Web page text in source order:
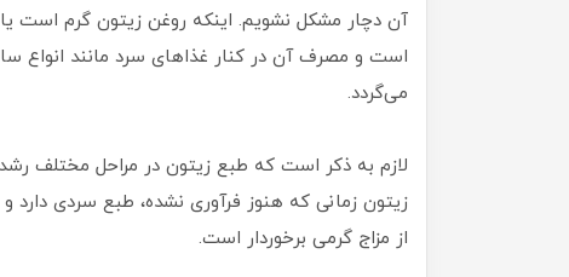
آن دچار مشکل نشویم. اینکه روغن زیتون گرم است
است و مصرف آن در کنار غذاهای سرد مانند انواع
می‌گردد.
لازم به ذکر است که طبع زیتون در مراحل مختلف
زیتون زمانی که هنوز فرآوری نشده، طبع سردی
از مزاج گرمی برخوردار است.